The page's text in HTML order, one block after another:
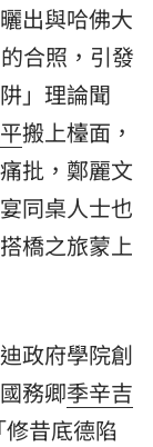
出與哈佛大
合照，引發
」理論聞
搬上檯面，
批，鄭麗文
同桌人士也
橋之旅蒙上
政府學院創
務卿季辛吉
修昔底德陷